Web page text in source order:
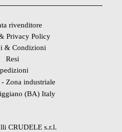
rivenditore
Privacy Policy
& Condizioni
Resi
Zona industriale
(BA) Italy
CRUDELE s.r.l.